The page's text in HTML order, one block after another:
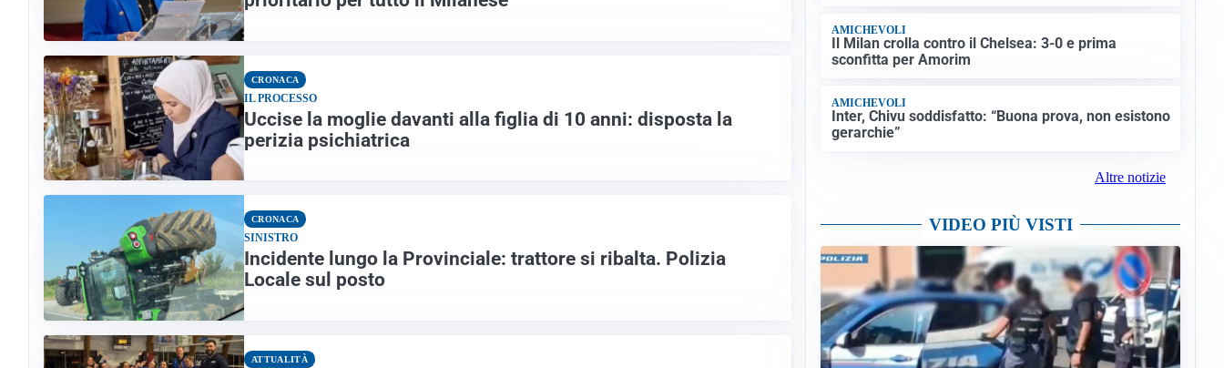
CRONACA
IL PROCESSO
Uccise la moglie davanti alla figlia di 10 anni: disposta la
perizia psichiatrica
CRONACA
SINISTRO
Incidente lungo la Provinciale: trattore si ribalta. Polizia
Locale sul posto
ATTUALITÀ
AMICHEVOLI
Il Milan crolla contro il Chelsea: 3-0 e prima
sconfitta per Amorim
AMICHEVOLI
Inter, Chivu soddisfatto: “Buona prova, non esistono
gerarchie”
Altre notizie
VIDEO PIÙ VISTI